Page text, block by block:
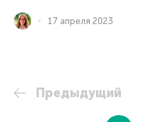
17 апреля 2023
Предыдущий